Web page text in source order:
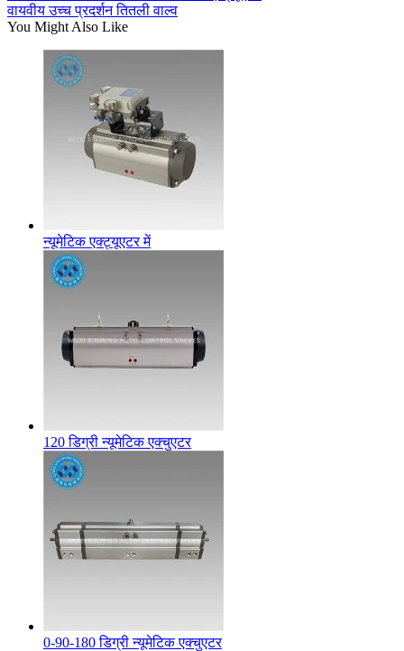
वायवीय उच्च प्रदर्शन तितली वाल्व
You Might Also Like
न्यूमेटिक एक्ट्यूएटर में
120 डिग्री न्यूमेटिक एक्चुएटर
0-90-180 डिग्री न्यूमेटिक एक्चुएटर